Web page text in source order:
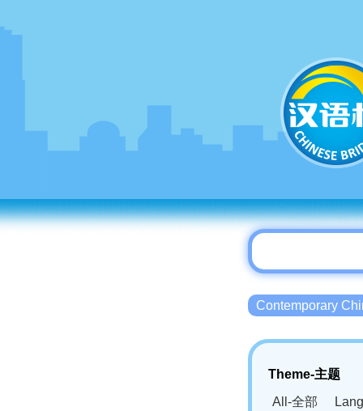
Contemporary
Theme-主题
All-全部